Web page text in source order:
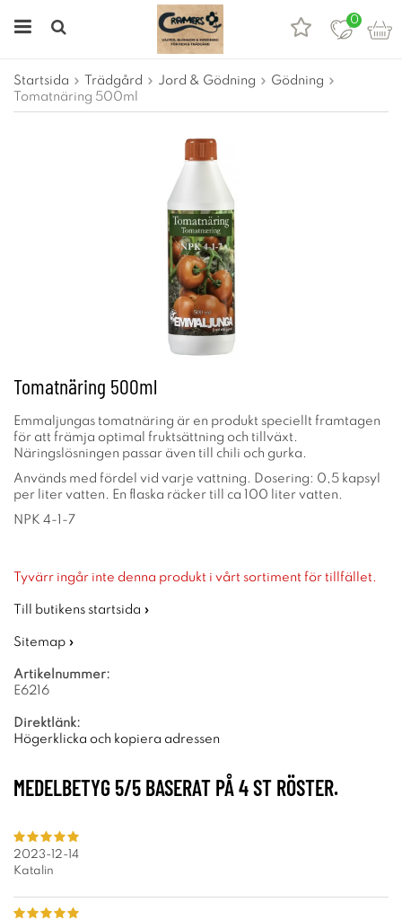
0
Startsida Trädgård Jord & Gödning
Gödning
Tomatnäring 500ml
Tomatnäring 500ml
Emmaljungas tomatnäring är en produkt speciellt framtagen
för att främja optimal fruktsättning och tillväxt.
Näringslösningen passar även till chili och gurka.
Används med fördel vid varje vattning. Dosering: 0,5 kapsyl
per liter vatten. En flaska räcker till ca 100 liter vatten.
NPK 4-1-7
Tyvärr ingår inte denna produkt i vårt sortiment för tillfället.
Till butikens startsida »
Sitemap »
Artikelnummer:
E6216
Direktlänk:
Högerklicka och kopiera adressen
MEDELBETYG 5/5 BASERAT PÅ4ST RÖSTER.
2023-12-14
Katalin